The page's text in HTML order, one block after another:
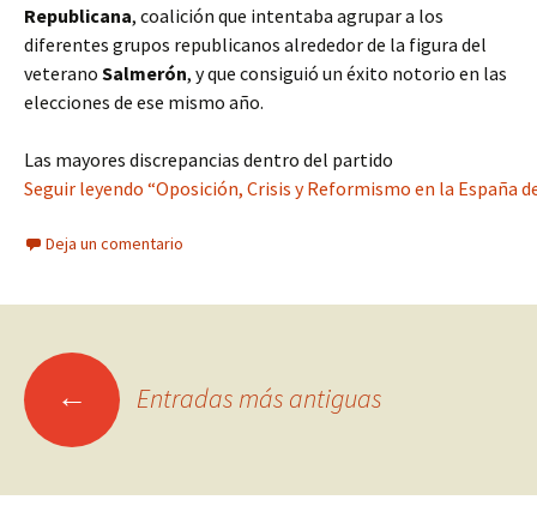
Republicana, coalición que intentaba agrupar a los
diferentes grupos republicanos alrededor de la figura del
veterano Salmerón, y que consiguió un éxito notorio en las
elecciones de ese mismo año.
Las mayores discrepancias dentro del partido
Seguir leyendo “Oposición, Crisis y Reformismo en la España
Deja un comentario
Ir ← Entradas más antiguas